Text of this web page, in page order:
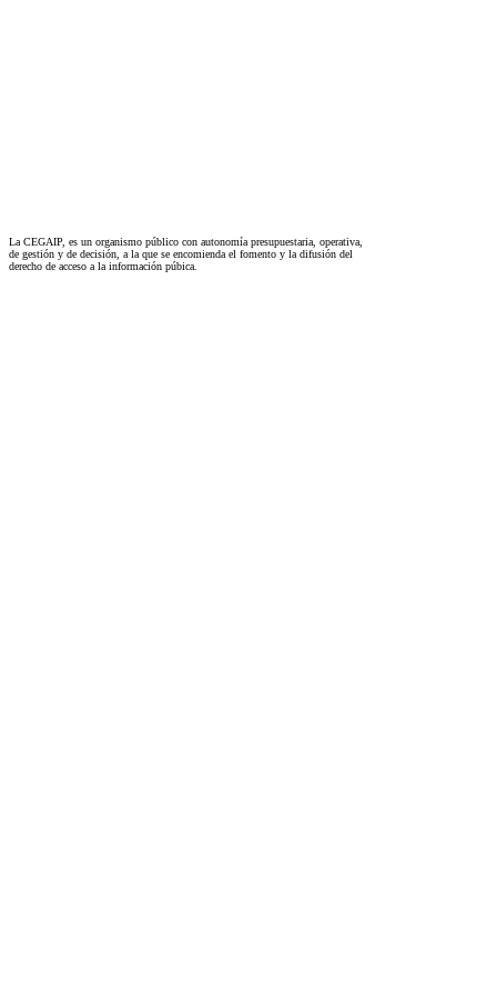
La CEGAIP, es un organismo público con autonomía presupuestaria, operativa,
de gestión y de decisión, a la que se encomienda el fomento y la difusión del
derecho de acceso a la información púbica.